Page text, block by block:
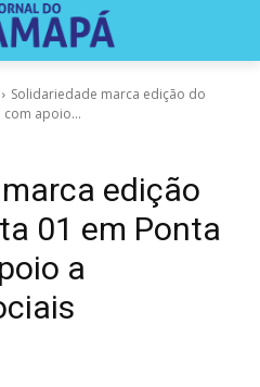
Solidariedade marca edição do
com apoio...
edição
01 em Ponta
a